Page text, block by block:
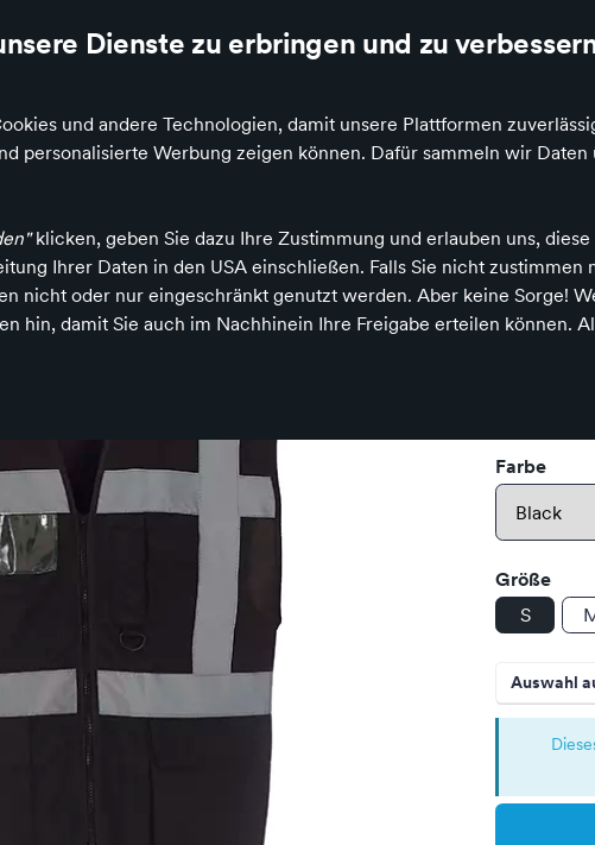
Dienste zu erbringen und zu
und andere Technologien, damit unsere Plattformen
personalisierte Werbung zeigen können. Dafür sammeln wir
klicken, geben Sie dazu Ihre Zustimmung und erlauben uns,
Ihrer Daten in den USA einschließen. Falls Sie nicht
nicht oder nur eingeschränkt genutzt werden. Aber keine Sorge!
hin, damit Sie auch im Nachhinein Ihre Freigabe erteilen können.
Speisekarten Lokalhelden Stellenanzeigen
& Industrie Arbeitsschutzausrüstung Multi-Functional Executive
YOKO
Farbe
Größe
S
Auswahl